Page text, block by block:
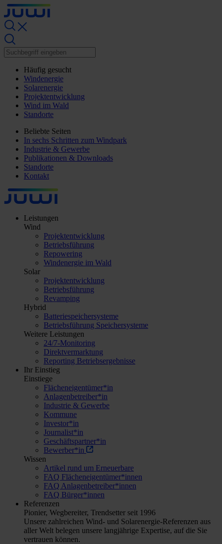
Häufig gesucht
Windenergie
Solarenergie
Projektentwicklung
Wind im Wald
Standorte
Beliebte Seiten
In sechs Schritten zum Windpark
Industrie & Gewerbe
Publikationen & Downloads
Standorte
Kontakt
Leistungen
Wind
Projektentwicklung
Betriebsführung
Repowering
Windenergie im Wald
Solar
Projektentwicklung
Betriebsführung
Revamping
Hybrid
Batteriespeichersysteme
Betriebsführung Speichersysteme
Weitere Leistungen
24/7-Monitoring
Direktvermarktung
Reporting Betriebsergebnisse
Ihr Einstieg
Einstiege
Flächeneigentümer*in
Anlagenbetreiber*in
Industrie & Gewerbe
Kommune
Investor*in
Journalist*in
Geschäftspartner*in
Bewerber*in
Wissen
Artikel rund um Erneuerbare
FAQ Flächeneigentümer*innen
FAQ Anlagenbetreiber*innen
FAQ Bürger*innen
Referenzen
Pionier, Wegbereiter, Trendsetter seit 1996
Unsere zahlreichen Wind- und Solarenergie-Referenzen aus
aller Welt belegen unsere langjährige Expertise, auf die Sie
vertrauen können.